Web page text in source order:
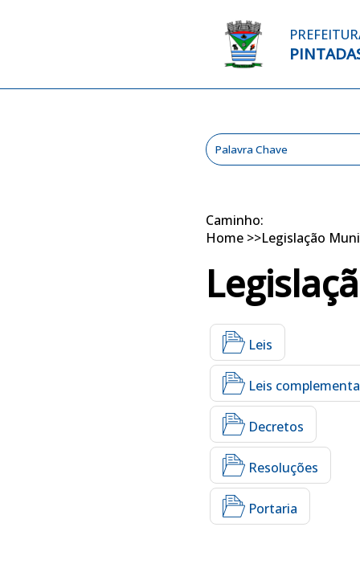
Caminho:
Home >>Legislação
Leis
Leis
Decretos
Resoluções
Portaria